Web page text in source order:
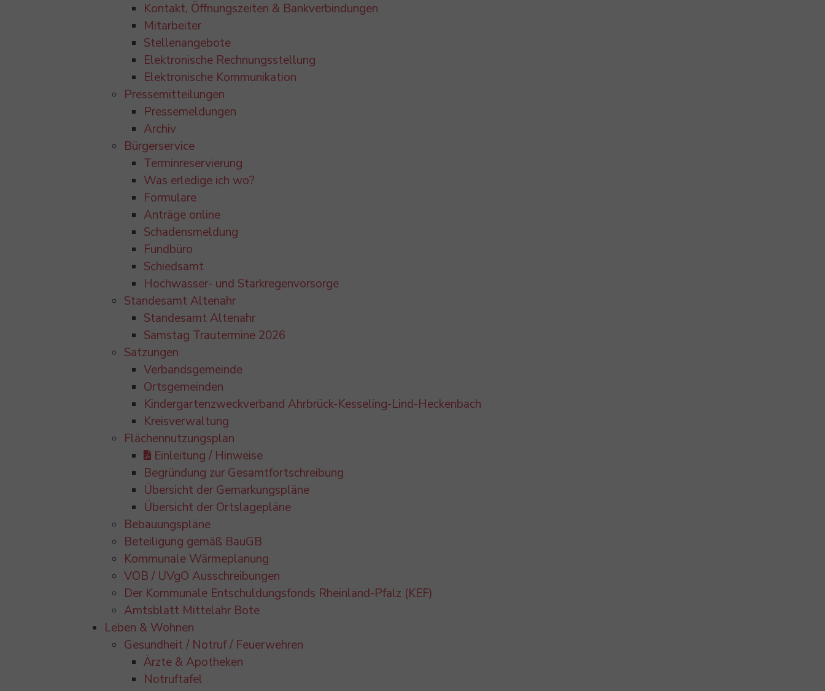
Kontakt, Öffnungszeiten & Bankverbindungen
Mitarbeiter
Stellenangebote
Elektronische Rechnungsstellung
Elektronische Kommunikation
Pressemitteilungen
Pressemeldungen
Archiv
Bürgerservice
Terminreservierung
Was erledige ich wo?
Formulare
Anträge online
Schadensmeldung
Fundbüro
Schiedsamt
Hochwasser- und Starkregenvorsorge
Standesamt Altenahr
Standesamt Altenahr
Samstag Trautermine 2026
Satzungen
Verbandsgemeinde
Ortsgemeinden
Kindergartenzweckverband Ahrbrück-Kesseling-Lind-Heckenbach
Kreisverwaltung
Flächennutzungsplan
Einleitung / Hinweise
Begründung zur Gesamtfortschreibung
Übersicht der Gemarkungspläne
Übersicht der Ortslagepläne
Bebauungspläne
Beteiligung gemäß BauGB
Kommunale Wärmeplanung
VOB / UVgO Ausschreibungen
Der Kommunale Entschuldungsfonds Rheinland-Pfalz (KEF)
Amtsblatt Mittelahr Bote
Leben & Wohnen
Gesundheit / Notruf / Feuerwehren
Ärzte & Apotheken
Notruftafel